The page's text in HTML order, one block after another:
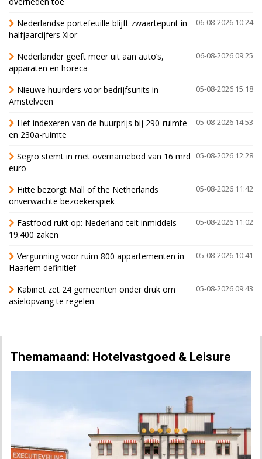
06-08-2026 10:24
Nederlandse portefeuille blijft zwaartepunt in
halfjaarcijfers Xior
06-08-2026 09:25
Nederlander geeft meer uit aan auto’s,
apparaten en horeca
05-08-2026 15:18
Nieuwe huurders voor bedrijfsunits in
Amstelveen
05-08-2026 14:53
Het indexeren van de huurprijs bij 290-ruimte
en 230a-ruimte
05-08-2026 12:28
Segro stemt in met overnamebod van 16 mrd
euro
05-08-2026 11:42
Hitte bezorgt Mall of the Netherlands
onverwachte bezoekerspiek
05-08-2026 11:02
Fastfood rukt op: Nederland telt inmiddels
19.400 zaken
05-08-2026 10:41
Vergunning voor ruim 800 appartementen in
Haarlem definitief
05-08-2026 09:43
Kabinet zet 24 gemeenten onder druk om
asielopvang te regelen
Themamaand: Hotelvastgoed & Leisure